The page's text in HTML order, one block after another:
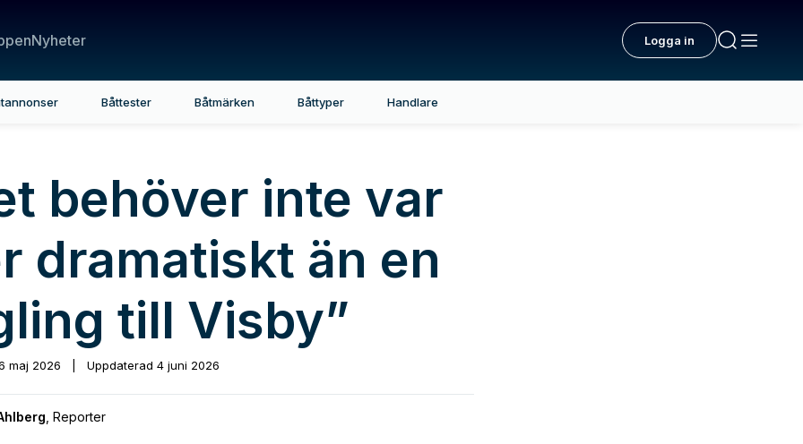
Nyheter Logga in
Båttester Båtmärken Båttyper Handlare
behöver inte var
dramatiskt än en
till Visby”
maj 2026 Uppdaterad 4 juni 2026
Reporter